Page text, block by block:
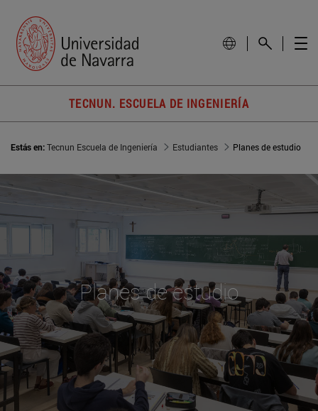
TECNUN. ESCUELA DE INGENIERÍA
Estás en:Tecnun Escuela de Ingeniería Estudiantes Planes de estudio
Planes de estudio